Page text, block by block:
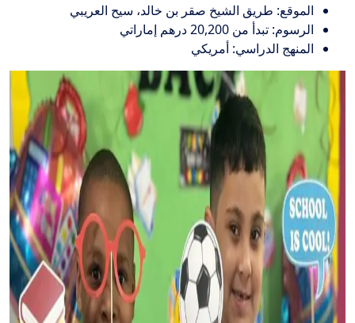
الموقع: طريق الشيخ صقر بن خالد، سيح العريبي
الرسوم: تبدأ من 20,200 درهم إماراتي
المنهج الدراسي: أمريكي